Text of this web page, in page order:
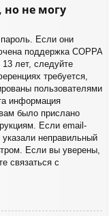
но не могу
Если они
поддержка COPPA
лет, следуйте
требуется,
пользователями
информация
было прислано
Если email-
неправильный
Если вы уверены,
связаться с